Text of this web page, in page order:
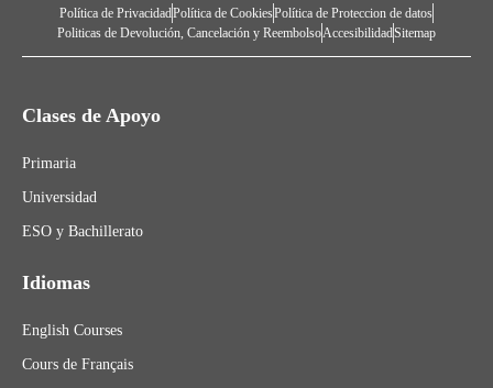
Política de PrivacidadPolítica de CookiesPolítica de Proteccion de datos
Politicas de Devolución, Cancelación y ReembolsoAccesibilidadSitemap
Clases de Apoyo
Primaria
Universidad
ESO y Bachillerato
Idiomas
English Courses
Cours de Français